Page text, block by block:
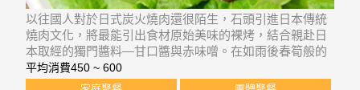
以往國人對於日式炭火燒肉還很陌生，石頭引進日本傳統
燒肉文化，將最能引出食材原始美味的裸烤，結合親赴日
本取經的獨門醬料—甘口醬與赤味噌。在如雨後春筍般的
市場當中創造出口碑，顛覆了大眾對燒烤的刻板印象。除
了燒肉，石頭還提供各式火鍋、生魚片、沙拉壽司、手捲
平均消費450 ~ 600